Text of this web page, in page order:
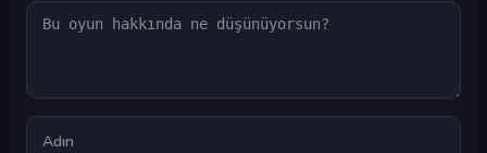
Yorum
Ad